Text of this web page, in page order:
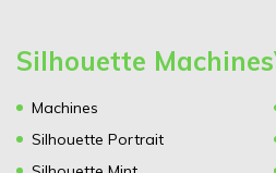
Silhouette Machines
Machines
Silhouette Portrait